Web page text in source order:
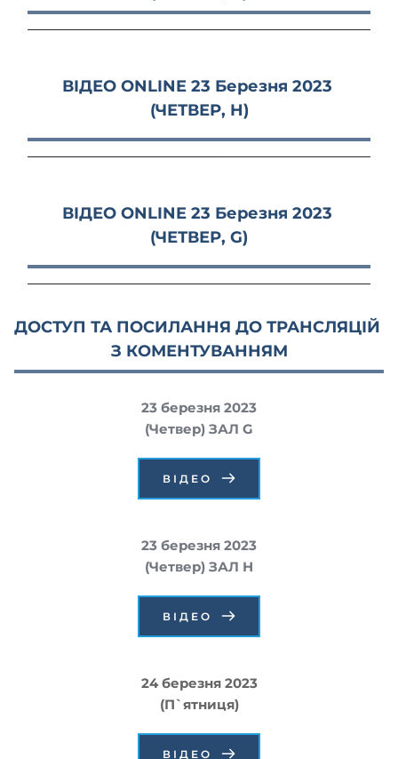
ВІДЕО ONLINE 23 Березня 2023
(ЧЕТВЕР, H)
ВІДЕО ONLINE 23 Березня 2023
(ЧЕТВЕР, G)
ДОСТУП ТА ПОСИЛАННЯ ДО ТРАНСЛЯЦІЙ
З КОМЕНТУВАННЯМ
23 березня 2023
(Четвер) ЗАЛ G
ВІДЕО
23 березня 2023
(Четвер) ЗАЛ Н
ВІДЕО
24 березня 2023
(П`ятниця)
ВІДЕО